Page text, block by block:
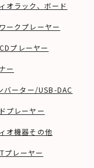
オラック、ボード
ークプレーヤー
プレーヤー
ー
バーター/USB-DAC
プレーヤー
オ機器その他
プレーヤー